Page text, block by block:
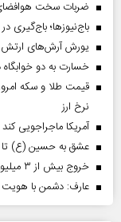
ضربات سخت هوافضای
باج‌نیوزها؛ باج‌گیری
یورش آرش‌های ارتش
خسارت به دو
نرخ ارز
آمریکا ماجراجویی
عشق به حسین (ع)
خروج بیش از ۳ میلیون زائر از تمام مرز‌های کشور
عارف: دشمن با